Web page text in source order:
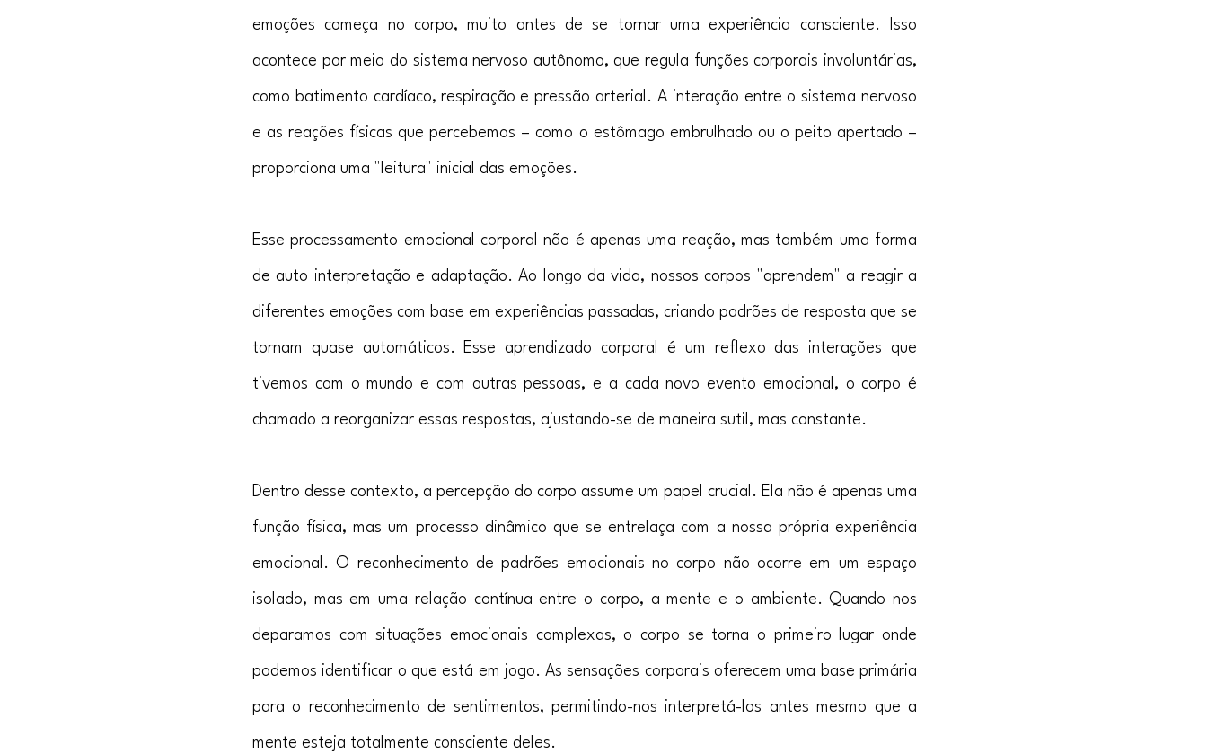
emoções começa no corpo, muito antes de se tornar uma experiência consciente. Isso
acontece por meio do sistema nervoso autônomo, que regula funções corporais involuntárias,
como batimento cardíaco, respiração e pressão arterial. A interação entre o sistema nervoso
e as reações físicas que percebemos – como o estômago embrulhado ou o peito apertado –
proporciona uma "leitura" inicial das emoções.
Esse processamento emocional corporal não é apenas uma reação, mas também uma forma
de auto interpretação e adaptação. Ao longo da vida, nossos corpos "aprendem" a reagir a
diferentes emoções com base em experiências passadas, criando padrões de resposta que se
tornam quase automáticos. Esse aprendizado corporal é um reflexo das interações que
tivemos com o mundo e com outras pessoas, e a cada novo evento emocional, o corpo é
chamado a reorganizar essas respostas, ajustando-se de maneira sutil, mas constante.
Dentro desse contexto, a percepção do corpo assume um papel crucial. Ela não é apenas uma
função física, mas um processo dinâmico que se entrelaça com a nossa própria experiência
emocional. O reconhecimento de padrões emocionais no corpo não ocorre em um espaço
isolado, mas em uma relação contínua entre o corpo, a mente e o ambiente. Quando nos
deparamos com situações emocionais complexas, o corpo se torna o primeiro lugar onde
podemos identificar o que está em jogo. As sensações corporais oferecem uma base primária
para o reconhecimento de sentimentos, permitindo-nos interpretá-los antes mesmo que a
mente esteja totalmente consciente deles.